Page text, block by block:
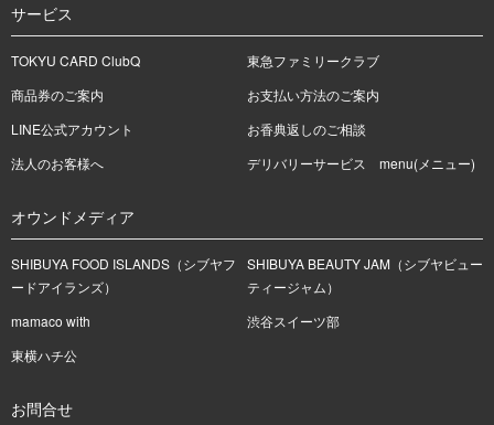
サービス
TOKYU CARD ClubQ
東急ファミリークラブ
商品券のご案内
お支払い方法のご案内
LINE公式アカウント
お香典返しのご相談
法人のお客様へ
デリバリーサービス menu(メニュー)
オウンドメディア
SHIBUYA FOOD ISLANDS（シブヤフ
ードアイランズ）
SHIBUYA BEAUTY JAM（シブヤビュー
ティージャム）
mamaco with
渋谷スイーツ部
東横ハチ公
お問合せ